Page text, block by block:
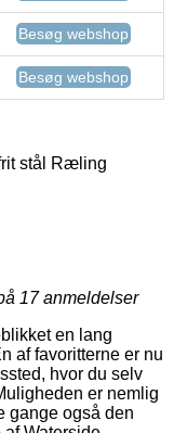
Besøg webshop
Besøg webshop
stål Ræling
17anmeldelser
en lang
af favoritterne er nu
hvor du selv
er nemlig
gange også den